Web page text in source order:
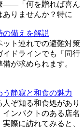
――「何を贈れば喜ん
りませんか？特に
の備えを解説
ト連れでの避難対策
イドラインでも「同行
が求められます。
静寂と和食の魅力
ぞ知る和食処があり
ンパクトのある店名
際に訪れてみると、